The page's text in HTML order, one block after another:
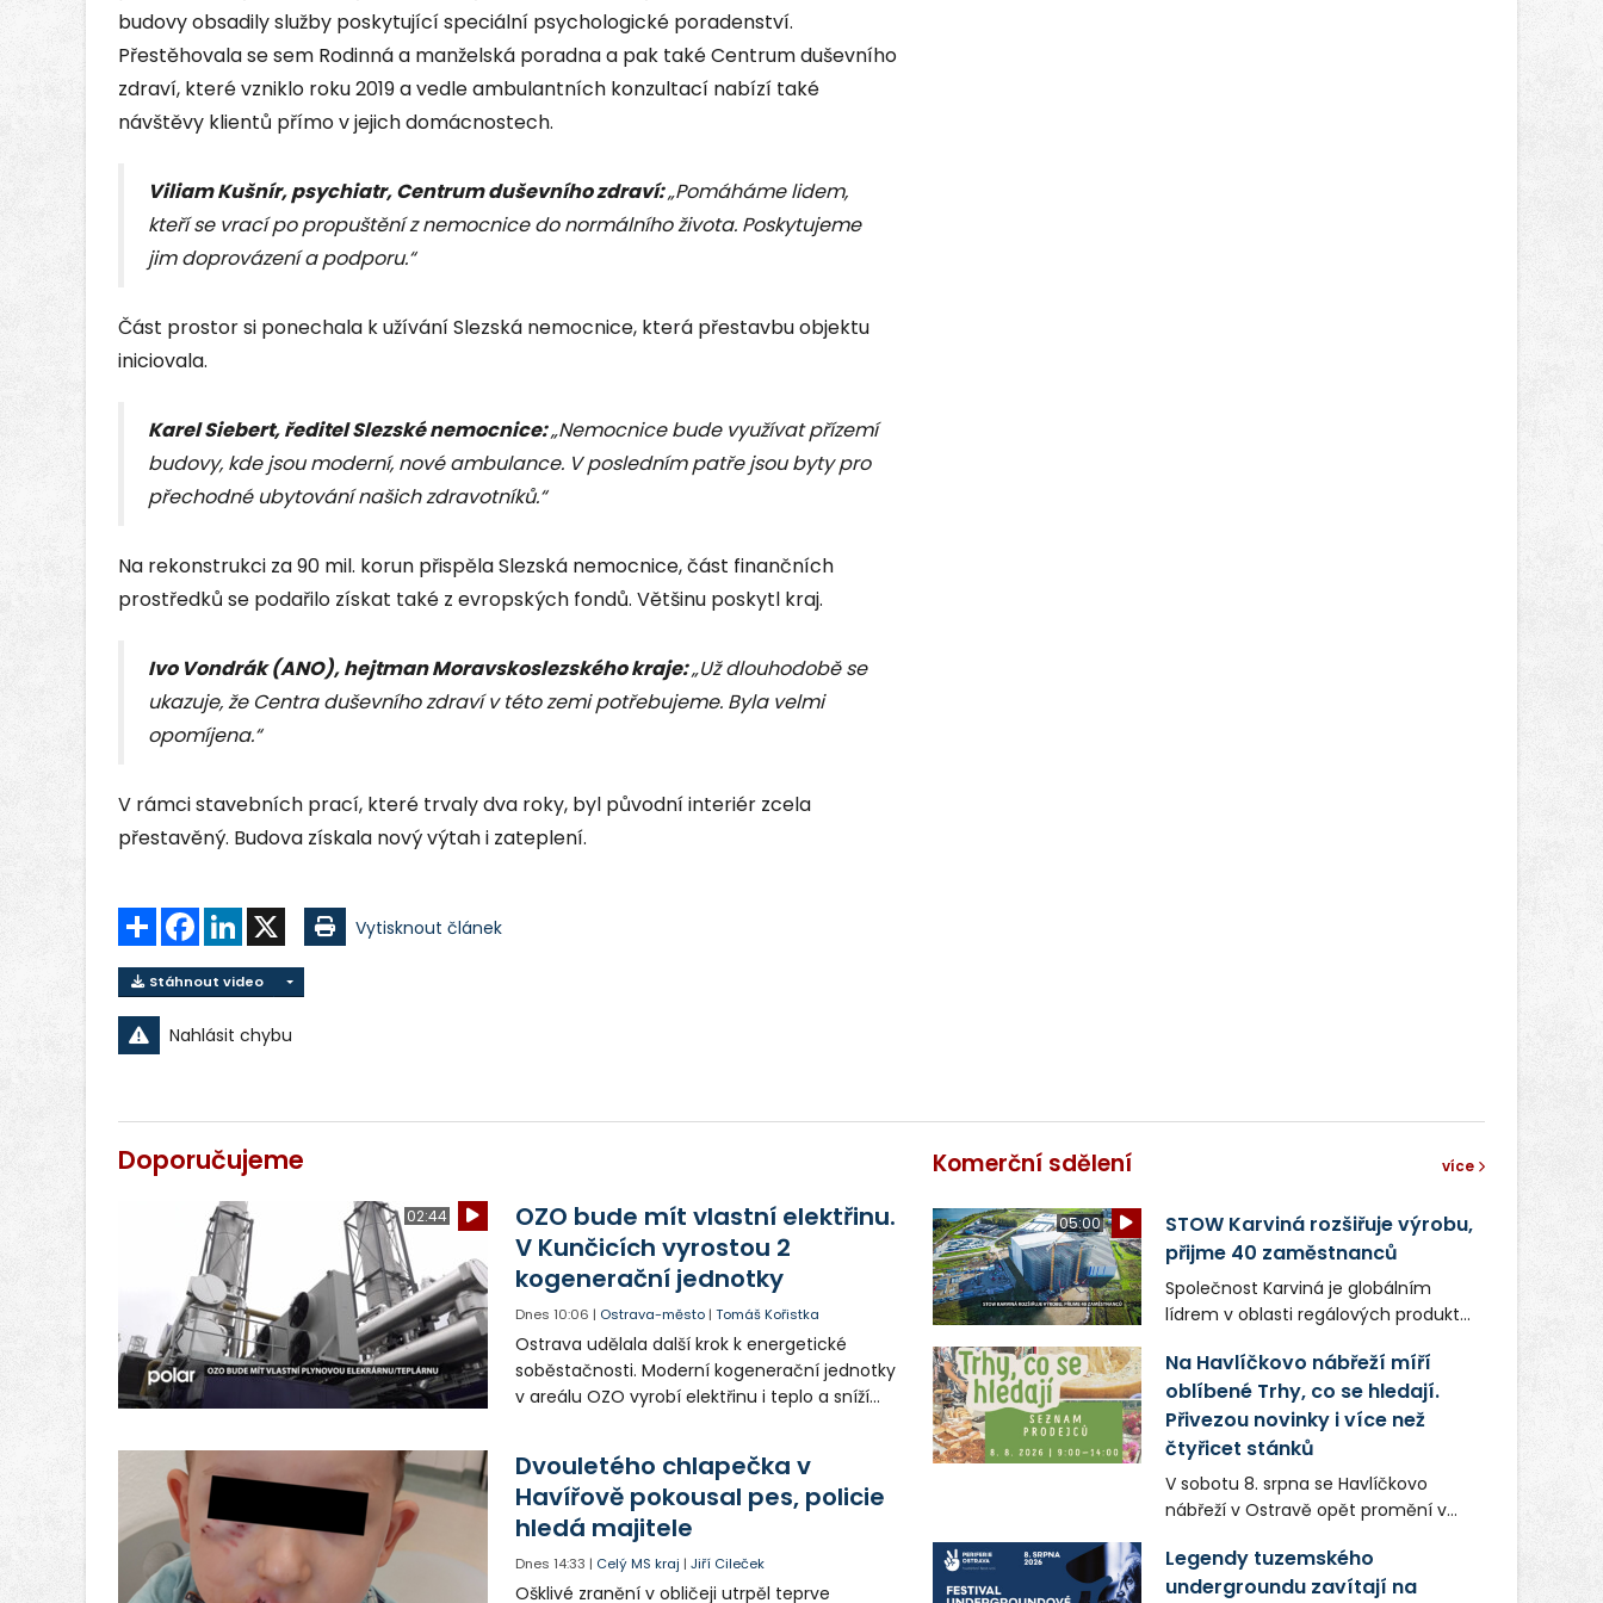
budovy obsadily služby poskytující speciální psychologické poradenství.
Přestěhovala se sem Rodinná a manželská poradna a pak také Centrum duševního
zdraví, které vzniklo roku 2019 a vedle ambulantních konzultací nabízí také
návštěvy klientů přímo v jejich domácnostech.
Viliam Kušnír, psychiatr, Centrum duševního zdraví:„Pomáháme lidem,
kteří se vrací po propuštění z nemocnice do normálního života. Poskytujeme
jim doprovázení a podporu.“
Část prostor si ponechala k užívání Slezská nemocnice, která přestavbu objektu
iniciovala.
Karel Siebert, ředitel Slezské nemocnice:„Nemocnice bude využívat přízemí
budovy, kde jsou moderní, nové ambulance. V posledním patře jsou byty pro
přechodné ubytování našich zdravotníků.“
Na rekonstrukci za 90 mil. korun přispěla Slezská nemocnice, část finančních
prostředků se podařilo získat také z evropských fondů. Většinu poskytl kraj.
Ivo Vondrák (ANO), hejtman Moravskoslezského kraje:„Už dlouhodobě se
ukazuje, že Centra duševního zdraví v této zemi potřebujeme. Byla velmi
opomíjena.“
V rámci stavebních prací, které trvaly dva roky, byl původní interiér zcela
přestavěný. Budova získala nový výtah i zateplení.
Sdílet FacebookLinkedIn Vytisknout článek
Stáhnout video
Nahlásit chybu
Doporučujeme
02:44
OZO bude mít vlastní elektřinu.
V Kunčicích vyrostou 2
kogenerační jednotky
Dnes 10:06 | Ostrava-město |Tomáš Kořistka
Ostrava udělala další krok k energetické
soběstačnosti. Moderní kogenerační jednotky
v areálu OZO vyrobí elektřinu i teplo a sníží
Dvouletého chlapečka v
Havířově pokousal pes, policie
hledá majitele
Dnes 14:33 | Celý MS kraj |Jiří Cileček
Ošklivé zranění v obličeji utrpěl teprve
Komerční sdělení více
05:00
STOW Karviná rozšiřuje výrobu,
přijme 40 zaměstnanců
Společnost Karviná je globálním
lídrem v oblasti regálových produktů
zaměstnavatelem na Karvinsku a
firmou s obrovským potenciálem.
Na Havlíčkovo nábřeží míří
oblíbené Trhy, co se hledají.
Přivezou novinky i více než
čtyřicet stánků
V sobotu 8. srpna se Havlíčkovo
nábřeží v Ostravě opět promění v
lokálních výrobků. Trhy, co se hledají
tentokrát nabídnou více než čtyřicet
Legendy tuzemského
undergroundu zavítají na